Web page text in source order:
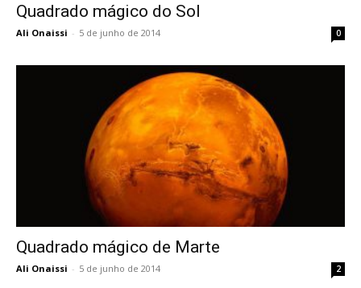
Quadrado mágico do Sol
Ali Onaissi - 5 de junho de 2014 0
Quadrado mágico de Marte
Ali Onaissi - 5 de junho de 2014 2